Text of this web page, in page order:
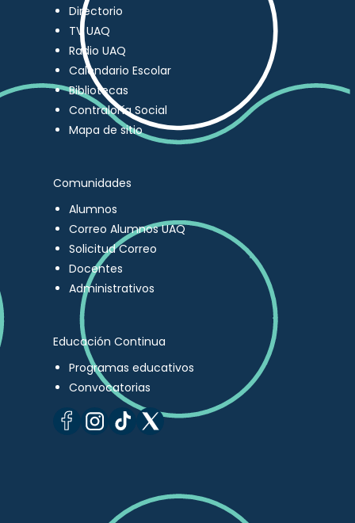
Directorio
TV UAQ
Radio UAQ
Calendario Escolar
Bibliotecas
Contraloría Social
Mapa de sitio
Comunidades
Alumnos
Correo Alumnos UAQ
Solicitud Correo
Docentes
Administrativos
Educación Continua
Programas educativos
Convocatorias